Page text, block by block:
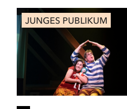
JUNGES PUBLIKUM